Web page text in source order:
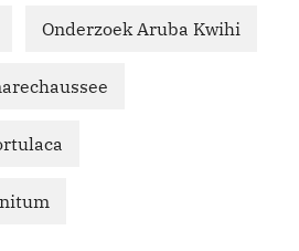
Onderzoek Aruba Kwihi